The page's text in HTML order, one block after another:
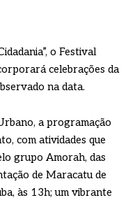
o Festival
celebrações da
na data.
a programação
com atividades que
grupo Amorah, das
de Maracatu de
às 13h; um vibrante